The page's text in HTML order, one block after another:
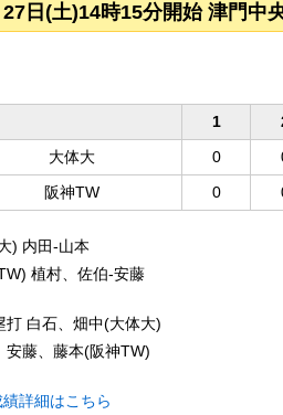
日(土)14時15分開始 津門中
1
大体大
0
阪神TW
0
) 内田-山本
植村、佐伯-安藤
白石、畑中(大体大)
安藤、藤本(阪神TW)
績詳細はこちら